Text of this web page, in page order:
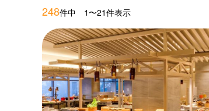
248件中 1〜21件表示